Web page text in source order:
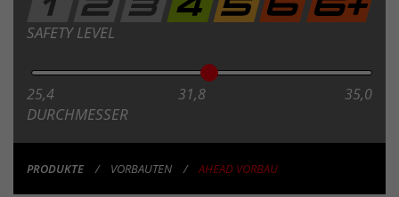
SAFETY LEVEL
25,4 31,8 35,0
DURCHMESSER
PRODUKTE VORBAUTEN AHEAD VORBAU